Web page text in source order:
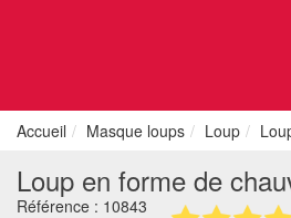
Accueil Masque loups Loup
Loup en forme de
Référence : 10843